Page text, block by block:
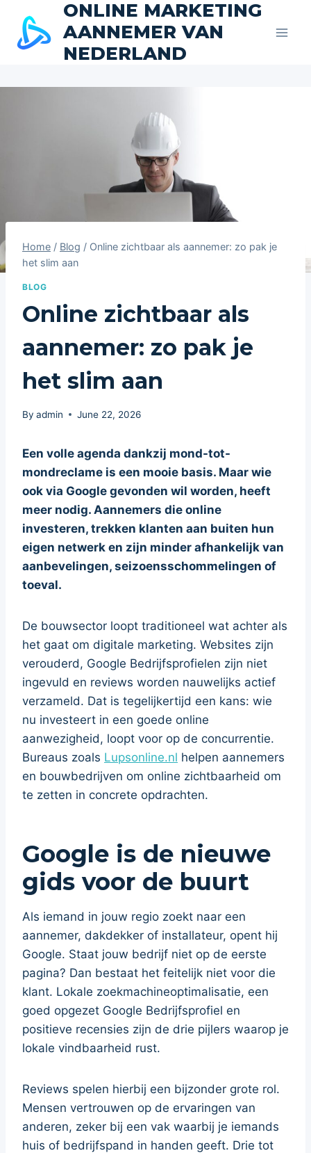
content
ONLINE MARKETING
AANNEMER VAN
NEDERLAND
Home / Blog / Online zichtbaar als aannemer: zo pak je
het slim aan
BLOG
Online zichtbaar als
aannemer: zo pak je
het slim aan
By admin June 22, 2026
Een volle agenda dankzij mond-tot-
mondreclame is een mooie basis. Maar wie
ook via Google gevonden wil worden, heeft
meer nodig. Aannemers die online
investeren, trekken klanten aan buiten hun
eigen netwerk en zijn minder afhankelijk van
aanbevelingen, seizoensschommelingen of
toeval.
De bouwsector loopt traditioneel wat achter als
het gaat om digitale marketing. Websites zijn
verouderd, Google Bedrijfsprofielen zijn niet
ingevuld en reviews worden nauwelijks actief
verzameld. Dat is tegelijkertijd een kans: wie
nu investeert in een goede online
aanwezigheid, loopt voor op de concurrentie.
Bureaus zoals Lupsonline.nl helpen aannemers
en bouwbedrijven om online zichtbaarheid om
te zetten in concrete opdrachten.
Google is de nieuwe
gids voor de buurt
Als iemand in jouw regio zoekt naar een
aannemer, dakdekker of installateur, opent hij
Google. Staat jouw bedrijf niet op de eerste
pagina? Dan bestaat het feitelijk niet voor die
klant. Lokale zoekmachineoptimalisatie, een
goed opgezet Google Bedrijfsprofiel en
positieve recensies zijn de drie pijlers waarop je
lokale vindbaarheid rust.
Reviews spelen hierbij een bijzonder grote rol.
Mensen vertrouwen op de ervaringen van
anderen, zeker bij een vak waarbij je iemands
huis of bedrijfspand in handen geeft. Drie tot